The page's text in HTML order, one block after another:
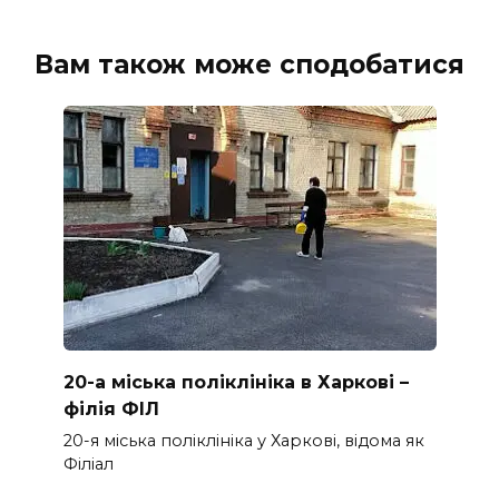
Вам також може сподобатися
20-а міська поліклініка в Харкові –
філія ФІЛ
20-я міська поліклініка у Харкові, відома як
Філіал